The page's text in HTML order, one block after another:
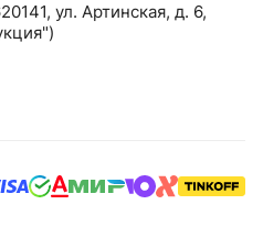
ул. Артинская, д. 6,